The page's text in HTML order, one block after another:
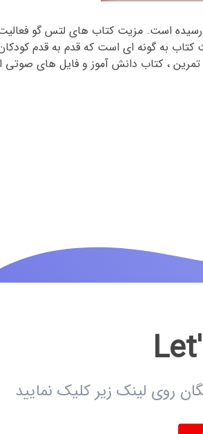
رسیده است. مزیت کتاب های لتس گو
به گونه ای است که قدم به قدم
شامل 5 سطح می باشد که دارای کتاب تمرین ، کتاب دانش
روی لینک زیر کلیک نمایید